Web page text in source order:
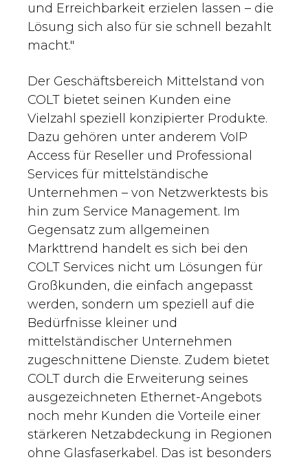
und Erreichbarkeit erzielen lassen – die
Lösung sich also für sie schnell bezahlt
macht."
Der Geschäftsbereich Mittelstand von
COLT bietet seinen Kunden eine
Vielzahl speziell konzipierter Produkte.
Dazu gehören unter anderem VoIP
Access für Reseller und Professional
Services für mittelständische
Unternehmen – von Netzwerktests bis
hin zum Service Management. Im
Gegensatz zum allgemeinen
Markttrend handelt es sich bei den
COLT Services nicht um Lösungen für
Großkunden, die einfach angepasst
werden, sondern um speziell auf die
Bedürfnisse kleiner und
mittelständischer Unternehmen
zugeschnittene Dienste. Zudem bietet
COLT durch die Erweiterung seines
ausgezeichneten Ethernet-Angebots
noch mehr Kunden die Vorteile einer
stärkeren Netzabdeckung in Regionen
ohne Glasfaserkabel. Das ist besonders